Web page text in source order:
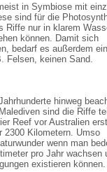
in Symbiose mit
sind für die
Riffe nur in klarem
können. Damit sich
bedarf es außerdem
Felsen, keinen Sand.
hinweg
sind die Riffe
Reef vor Australien
2300 Kilometern. Umso
wenn man
pro Jahr wachsen
existieren können.